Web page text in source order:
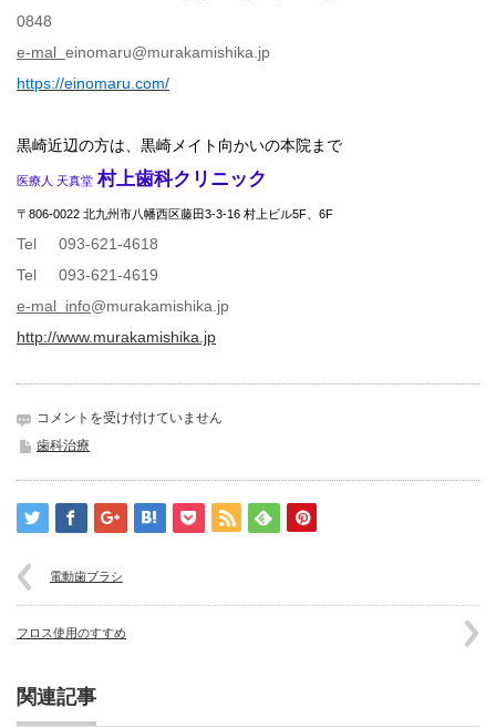
0848
e-mal einomaru@murakamishika.jp
https://einomaru.com/
黒崎近辺の方は、黒崎メイト向かいの本院まで
医療人 天真堂 村上歯科クリニック
〒806-0022 北九州市八幡西区藤田3-3-16 村上ビル5F、6F
Tel 093-621-4618
Tel 093-621-4619
e-mal info@murakamishika.jp
http://www.murakamishika.jp
歯
茎
漂
白
は
コメントを受け付けていません
歯科治療
電動歯ブラシ
フロス使用のすすめ
関連記事